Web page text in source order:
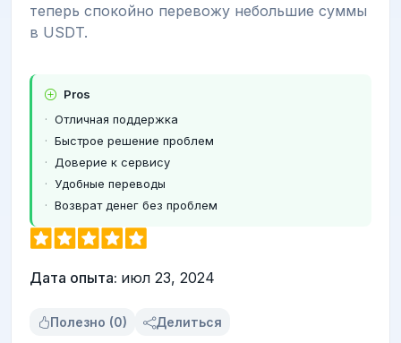
теперь спокойно перевожу небольшие суммы
в USDT.
Pros
Отличная поддержка
Быстрое решение проблем
Доверие к сервису
Удобные переводы
Возврат денег без проблем
Дата опыта: июл 23, 2024
Полезно (0) Делиться